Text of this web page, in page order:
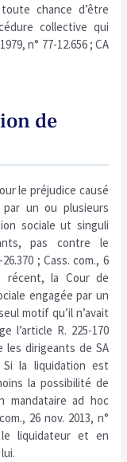
chance d’être
collective qui
n° 77-12.656 ; CA
de
le préjudice causé
un ou plusieurs
sociale ut singuli
pas contre le
; Cass. com., 6
récent, la Cour de
engagée par un
motif qu’il n’avait
l’article R. 225-170
les dirigeants de SA
Si la liquidation est
la possibilité de
mandataire ad hoc
26 nov. 2013, n°
le liquidateur et en